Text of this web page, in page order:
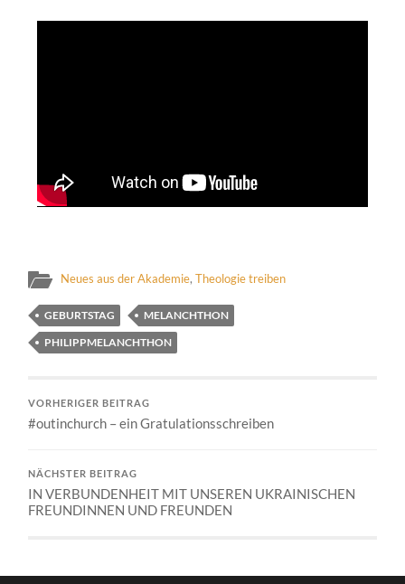
Neues aus der Akademie,Theologie treiben
GEBURTSTAG
MELANCHTHON
PHILIPPMELANCHTHON
VORHERIGER BEITRAG
#outinchurch – ein Gratulationsschreiben
NÄCHSTER BEITRAG
IN VERBUNDENHEIT MIT UNSEREN UKRAINISCHEN
FREUNDINNEN UND FREUNDEN